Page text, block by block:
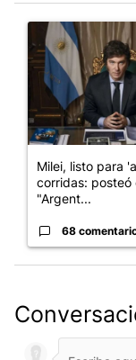
Un artículo de
Milei, listo para
corridas: posteó
"Argent...
68